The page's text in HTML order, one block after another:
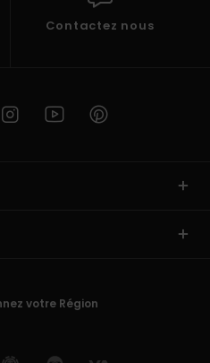
Contactez nous
votre Région